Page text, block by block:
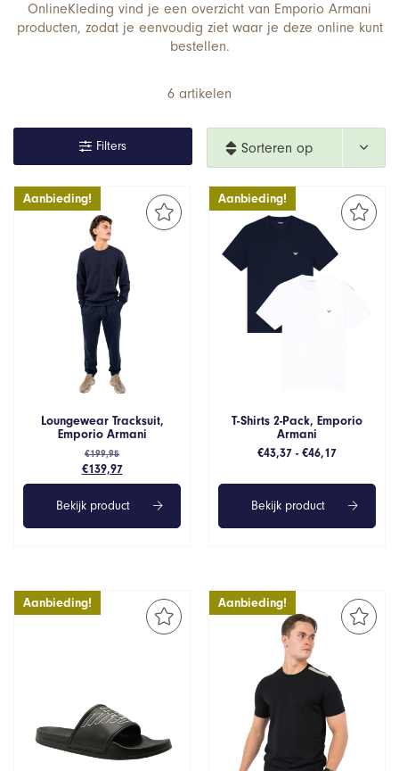
OnlineKleding vind je een overzicht van Emporio Armani
producten, zodat je eenvoudig ziet waar je deze online kunt
bestellen.
6 artikelen
Filters Sorteren op
nieuwste
Aanbieding!
Loungewear Tracksuit,
Emporio Armani
€199,95
Oorspronkelijke
prijs
was:
€199,95.
€139,97Huidige
prijs
is:
Bekijk product
Aanbieding!
T-Shirts 2-Pack, Emporio
Armani
€43,37 - €46,17Prijsklasse:
tot
€46,17
Bekijk product
Aanbieding! Aanbieding!